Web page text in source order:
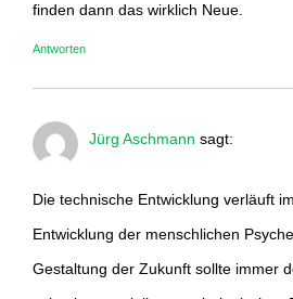
finden dann das wirklich Neue.
Antworten
Jürg Aschmann sagt:
Die technische Entwicklung verläuft
Entwicklung der menschlichen
Gestaltung der Zukunft sollte immer